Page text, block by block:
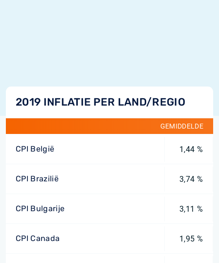
2019 INFLATIE PER LAND/REGIO
GEMIDDELDE
CPI België 1,44 %
CPI Brazilië 3,74 %
CPI Bulgarije 3,11 %
CPI Canada 1,95 %